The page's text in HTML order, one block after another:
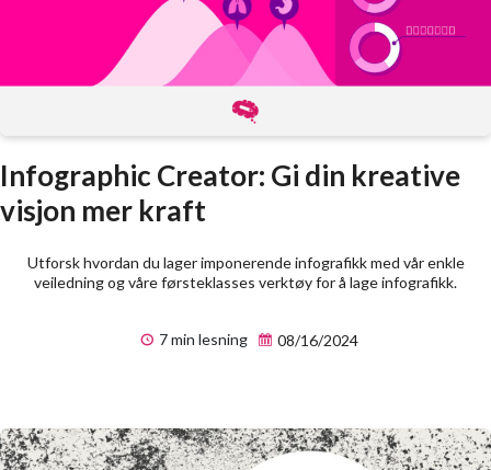
Infographic Creator: Gi din kreative
visjon mer kraft
Utforsk hvordan du lager imponerende infografikk med vår enkle
veiledning og våre førsteklasses verktøy for å lage infografikk.
7 min lesning 08/16/2024